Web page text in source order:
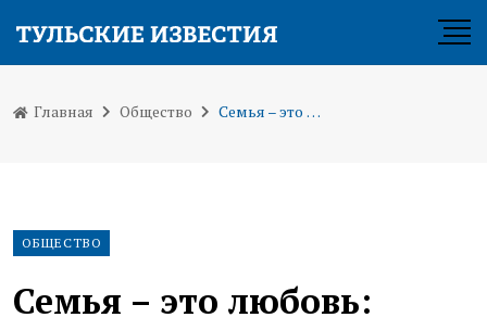
Главная Общество Семья – это любовь: Надежда Школкина пообщалась с многодетной мамой из Новомосковска
ОБЩЕСТВО
Семья – это любовь: